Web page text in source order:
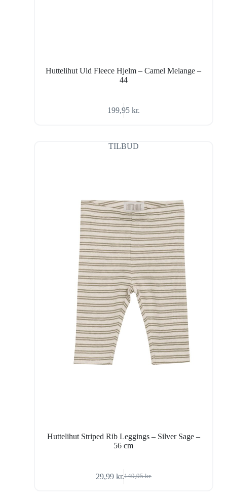
Huttelihut Uld Fleece Hjelm – Camel Melange –
44
199,95 kr.
TILBUD
Huttelihut Striped Rib Leggings – Silver Sage –
56 cm
149,95kr.
Den
29,99 kr.Den